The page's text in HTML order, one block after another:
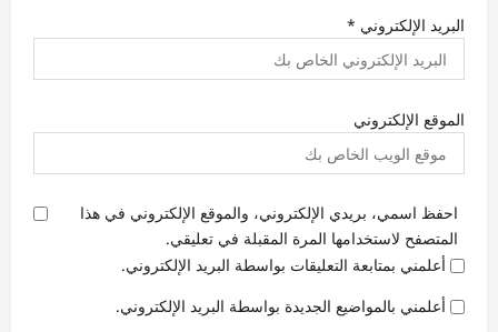
البريد الإلكتروني *
الموقع الإلكتروني
احفظ اسمي، بريدي الإلكتروني، والموقع الإلكتروني في هذا
المتصفح لاستخدامها المرة المقبلة في تعليقي.
أعلمني بمتابعة التعليقات بواسطة البريد الإلكتروني.
أعلمني بالمواضيع الجديدة بواسطة البريد الإلكتروني.